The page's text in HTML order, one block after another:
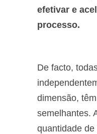
efetivar e
processo.
De facto,
dimensão,
semelhantes.
quantidade